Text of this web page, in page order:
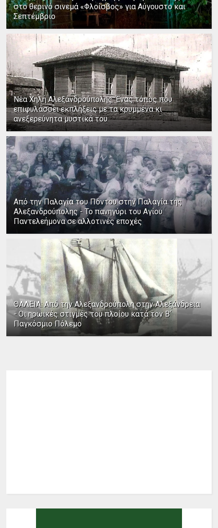
στο θερινό σινεμά «Φλοίσβος» για Αύγουστο και
Σεπτέμβριο
Νέα Χηλή Αλεξανδρούπολης: Ένας τόπος που
επιφυλάσσει εκπλήξεις με τα κρυμμένα κι
ανεξερεύνητα μυστικά του
Από την Παλαγία του Πόντου στην Παλαγία της
Αλεξανδρούπολης - Το πανηγύρι του Αγίου
Παντελεήμονα σε αλλοτινές εποχές
ΘΑΛΕΙΑ: Από την Αλεξανδρούπολη στην Αλεξάνδρεια
- Οι ηρωικές στιγμές του πλοίου κατά τον Β΄
Παγκόσμιο Πόλεμο